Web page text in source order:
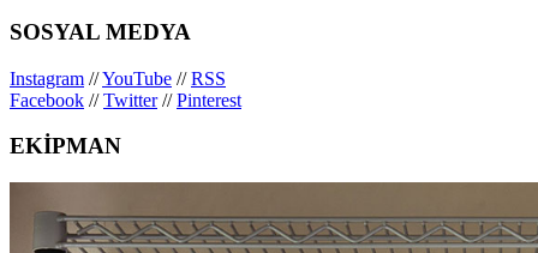
SOSYAL MEDYA
Instagram //YouTube //RSS
Facebook //Twitter//Pinterest
EKİPMAN